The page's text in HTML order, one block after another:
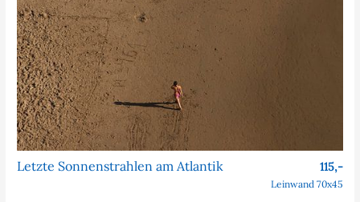
Letzte Sonnenstrahlen am Atlantik 115,-
Leinwand 70x45